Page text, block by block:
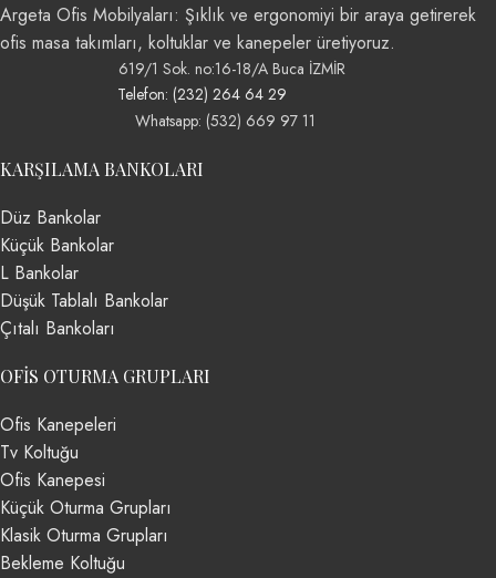
Argeta Ofis Mobilyaları: Şıklık ve ergonomiyi bir araya getirerek
ofis masa takımları, koltuklar ve kanepeler üretiyoruz.
619/1 Sok. no:16-18/A Buca İZMİR
Telefon: (232) 264 64 29
Whatsapp: (532) 669 97 11
KARŞILAMA BANKOLARI
Düz Bankolar
Küçük Bankolar
L Bankolar
Düşük Tablalı Bankolar
Çıtalı Bankoları
OFIS OTURMA GRUPLARI
Ofis Kanepeleri
Tv Koltuğu
Ofis Kanepesi
Küçük Oturma Grupları
Klasik Oturma Grupları
Bekleme Koltuğu